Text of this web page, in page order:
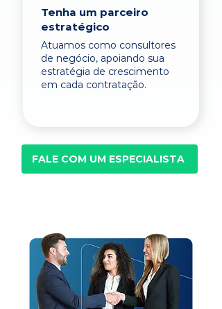
Tenha um parceiro
estratégico
Atuamos como consultores
de negócio, apoiando sua
estratégia de crescimento
em cada contratação.
FALE COM UM ESPECIALISTA